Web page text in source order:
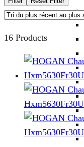
16 Products